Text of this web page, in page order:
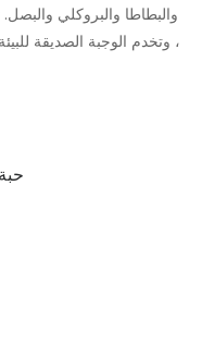
والبطاطا والبروكلي
1